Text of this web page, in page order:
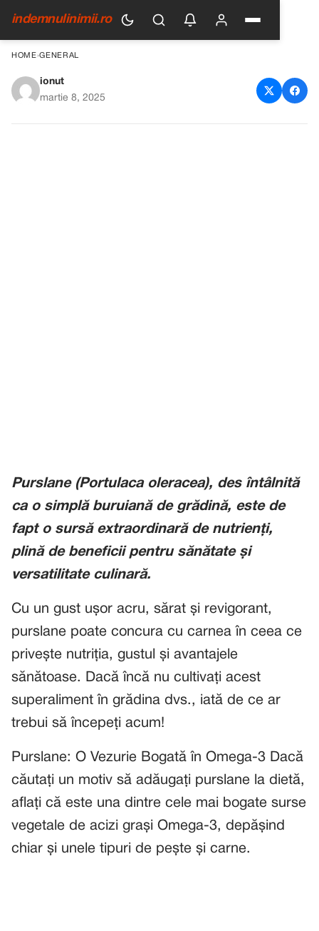
indemnulinimii.ro
HOME›GENERAL
Purslane: Superalimentul care
ionut
martie 8, 2025
Purslane (Portulaca oleracea), des întâlnită
ca o simplă buruiană de grădină, este de
fapt o sursă extraordinară de nutrienți,
plină de beneficii pentru sănătate și
versatilitate culinară.
Cu un gust ușor acru, sărat și revigorant,
purslane poate concura cu carnea în ceea ce
privește nutriția, gustul și avantajele
sănătoase. Dacă încă nu cultivați acest
superaliment în grădina dvs., iată de ce ar
trebui să începeți acum!
Purslane: O Vezurie Bogată în Omega-3 Dacă
căutați un motiv să adăugați purslane la dietă,
aflați că este una dintre cele mai bogate surse
vegetale de acizi grași Omega-3, depășind
chiar și unele tipuri de pește și carne.